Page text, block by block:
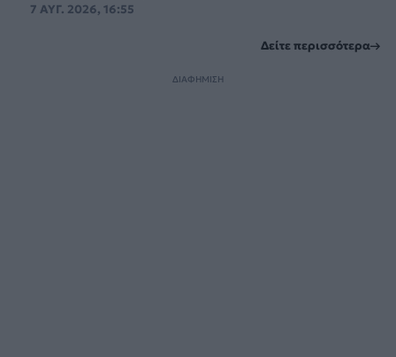
7 ΑΥΓ. 2026, 16:55
Δείτε περισσότερα
ΔΙΑΦΗΜΙΣΗ